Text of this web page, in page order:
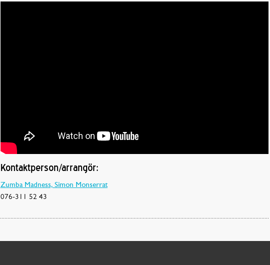
Kontaktperson/arrangör:
Zumba Madness, Simon Monserrat
076-311 52 43